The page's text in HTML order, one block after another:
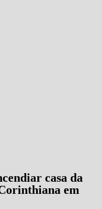
casa da
em